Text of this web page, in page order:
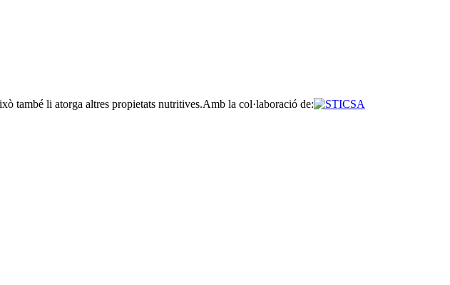
també li atorga altres propietats nutritives.Amb la col·laboració de: